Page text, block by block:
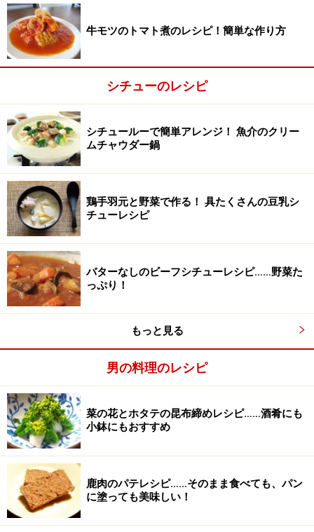
フライパンに小麦粉とオリーブオイルを入れて、茶色く
なるまで、弱火でじっくり、30分ほどかけて炒める。
2
シチューを作り始める。
ルーを作っている間にシチューを作り始める（注意し
て、ルーをまめにかきまぜるようにする）。たまねぎは
1cｍ幅、にんじんは乱切りにして、サラダ油とともに鍋
に入れて火にかけ、炒める。
牛モツのトマト煮のレシピ！簡単な作り方
シチューのレシピ
シチュールーで簡単アレンジ！ 魚介のクリー
ムチャウダー鍋
鶏手羽元と野菜で作る！ 具たくさんの豆乳シ
チューレシピ
バターなしのビーフシチューレシピ……野菜た
っぷり！
もっと見る
男の料理のレシピ
菜の花とホタテの昆布締めレシピ……酒肴にも
小鉢にもおすすめ
鹿肉のパテレシピ……そのまま食べても、パン
に塗っても美味しい！